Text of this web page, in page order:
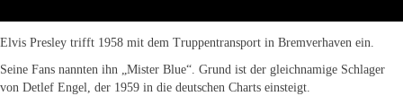
Elvis Presley trifft 1958 mit dem Truppentransport in Bremverhaven ein.
Seine Fans nannten ihn „Mister Blue“. Grund ist der gleichnamige Schlager
von Detlef Engel, der 1959 in die deutschen Charts einsteigt.